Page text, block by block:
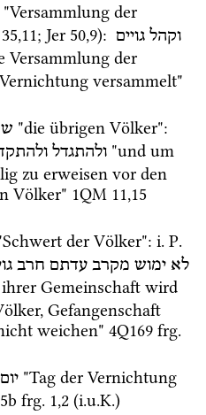
"Versammlung der
35,11; Jer 50,9): וקהל גויים
Versammlung der
"die übrigen Völker"
ולהתגדל "und um
zu erweisen vor den
Völker" 1QM 11,15
der Völker": i. P.
לא ימוש מקרב עדתם חרב
Gemeinschaft wird
Gefangenschaft
weichen" 4Q169 frg.
יום "Tag der Vernichtung
frg. 1,2 (i.u.K.)